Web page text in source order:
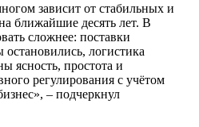
зависит от стабильных и
ближайшие десять лет. В
сложнее: поставки
логистика
ясность, простота и
регулирования с учётом
– подчеркнул